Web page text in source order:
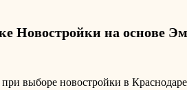
Новостройки на основе
выборе новостройки в